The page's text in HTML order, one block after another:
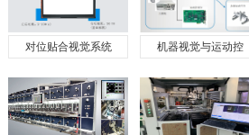
对位贴合视觉系统 机器视觉与运动控